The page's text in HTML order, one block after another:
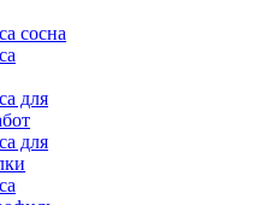
сосна
для
для